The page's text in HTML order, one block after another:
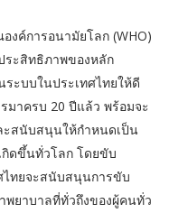
ค์การอนามัยโลก (WHO)
ระสิทธิภาพของหลัก
บบในประเทศไทยให้ดี
มาครบ 20 ปีแล้ว พร้อมจะ
สนับสนุนให้กำหนดเป็น
ดขึ้นทั่วโลก โดยขับ
ไทยจะสนับสนุนการขับ
พยาบาลที่ทั่วถึงของผู้คนทั่ว